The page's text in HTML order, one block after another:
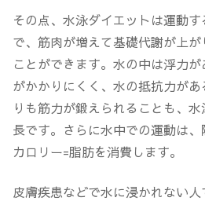
その点、水泳ダイエットは運動
で、 筋肉が増えて基礎代謝が上
ことができます。水の中は浮力が
がかかりにくく 、水の抵抗力があ
りも筋力が鍛えられる ことも、
長です。さらに水中での運動は、
カロリー=脂肪を消費します。
皮膚疾患などで水に浸かれない人